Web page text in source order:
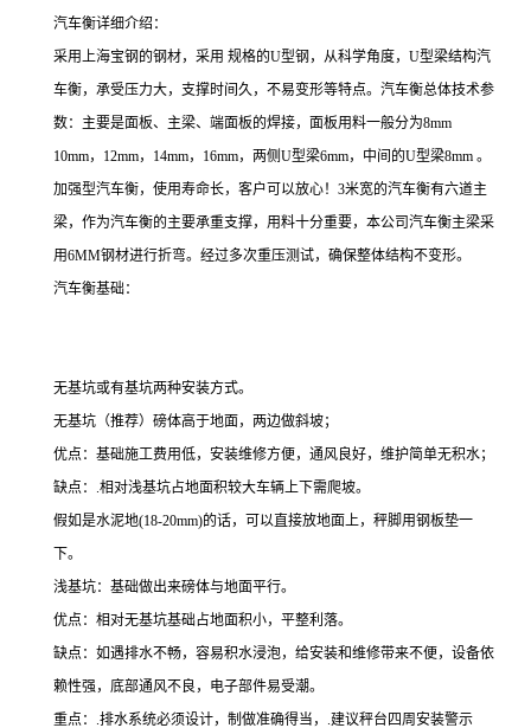
汽车衡详细介绍：
采用上海宝钢的钢材，采用 规格的U型钢，从科学角度，U型梁结构汽
车衡，承受压力大，支撑时间久，不易变形等特点。汽车衡总体技术参
数：主要是面板、主梁、端面板的焊接，面板用料一般分为8mm
10mm，12mm，14mm，16mm，两侧U型梁6mm，中间的U型梁8mm 。
加强型汽车衡，使用寿命长，客户可以放心！3米宽的汽车衡有六道主
梁，作为汽车衡的主要承重支撑，用料十分重要，本公司汽车衡主梁采
用6MM钢材进行折弯。经过多次重压测试，确保整体结构不变形。
汽车衡基础：
无基坑或有基坑两种安装方式。
无基坑（推荐）磅体高于地面，两边做斜坡；
优点：基础施工费用低，安装维修方便，通风良好，维护简单无积水；
缺点：.相对浅基坑占地面积较大车辆上下需爬坡。
假如是水泥地(18-20mm)的话，可以直接放地面上，秤脚用钢板垫一
下。
浅基坑：基础做出来磅体与地面平行。
优点：相对无基坑基础占地面积小，平整利落。
缺点：如遇排水不畅，容易积水浸泡，给安装和维修带来不便，设备依
赖性强，底部通风不良，电子部件易受潮。
重点：.排水系统必须设计，制做准确得当，.建议秤台四周安装警示